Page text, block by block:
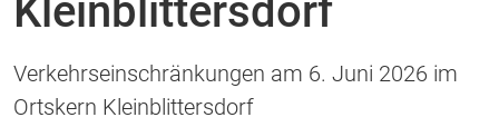
Kleinblittersdorf
Verkehrseinschränkungen am 6. Juni 2026 im
Ortskern Kleinblittersdorf